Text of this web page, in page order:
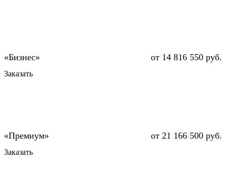
от 14 816 550 руб.
Заказать
от 21 166 500 руб.
Заказать